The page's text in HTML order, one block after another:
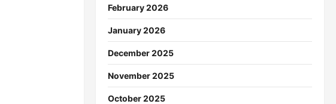
February 2026
January 2026
December 2025
November 2025
October 2025